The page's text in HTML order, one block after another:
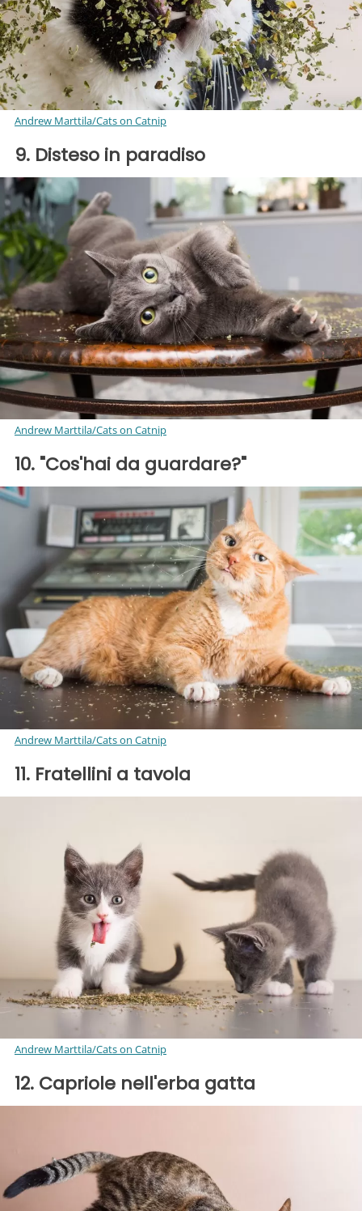
Andrew Marttila/Cats on Catnip
9. Disteso in paradiso
Andrew Marttila/Cats on Catnip
10. "Cos'hai da guardare?"
Andrew Marttila/Cats on Catnip
11. Fratellini a tavola
Andrew Marttila/Cats on Catnip
12. Capriole nell'erba gatta